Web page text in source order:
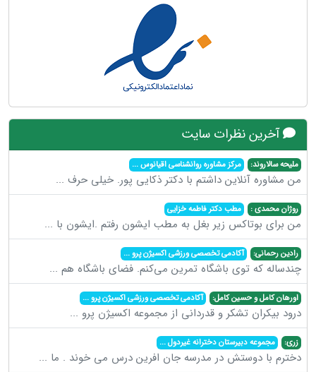
آخرین نظرات سایت
ملیحه سالاروند: مرکز مشاوره روانشناسی اقیانوس...
من مشاوره آنلاین داشتم با دکتر ذکایی پور. خیلی حرف ...
روژان محمدی : مطب دکتر فاطمه خزایی
من برای بوتاکس زیر بغل به مطب ایشون رفتم .ایشون با ...
رادین رحمانی: آکادمی تخصصی ورزشی اکسیژن پرو...
چندساله که توی باشگاه تمرین می‌کنم. فضای باشگاه هم ...
اورهان کامل و حسین کامل: آکادمی تخصصی ورزشی اکسیژن پرو...
درود بیکران تشکر و قدردانی از مجموعه اکسیژن پرو ...
زری: مجموعه دبیرستان دخترانه غیردول...
دخترم با دوستش در مدرسه جان افرین درس می خوند . ما ...